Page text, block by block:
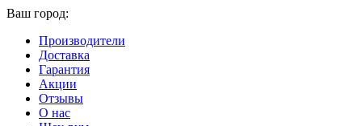
Ваш город:
Производители
Доставка
Гарантия
Акции
Отзывы
О нас